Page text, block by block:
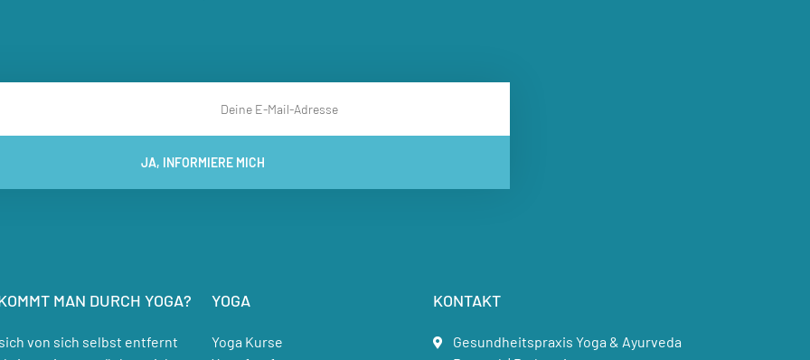
JA, INFORMIERE MICH
MAN DURCH YOGA?
sich von sich selbst entfernt
YOGA
Yoga Kurse
KONTAKT
Gesundheitspraxis Yoga & Ayurveda